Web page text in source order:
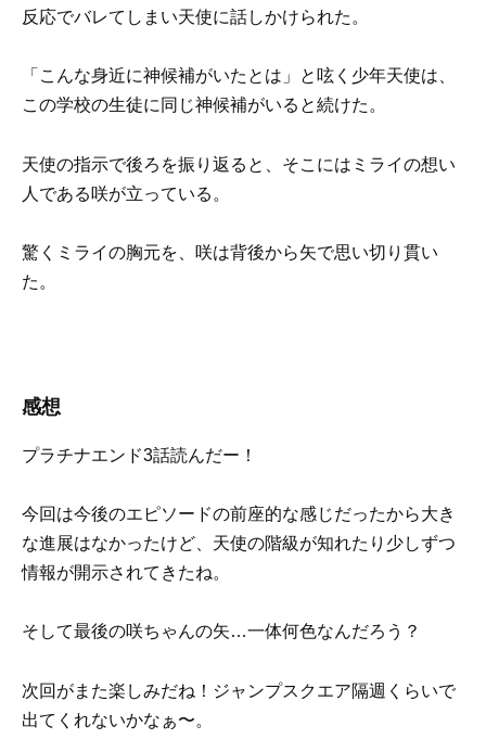
反応でバレてしまい天使に話しかけられた。
「こんな身近に神候補がいたとは」と呟く少年天使は、
この学校の生徒に同じ神候補がいると続けた。
天使の指示で後ろを振り返ると、そこにはミライの想い
人である咲が立っている。
驚くミライの胸元を、咲は背後から矢で思い切り貫い
た。
感想
プラチナエンド3話読んだー！
今回は今後のエピソードの前座的な感じだったから大き
な進展はなかったけど、天使の階級が知れたり少しずつ
情報が開示されてきたね。
そして最後の咲ちゃんの矢…一体何色なんだろう？
次回がまた楽しみだね！ジャンプスクエア隔週くらいで
出てくれないかなぁ〜。